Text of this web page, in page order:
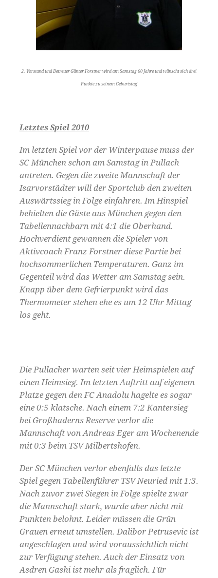
2. Vorstand und Betreuer Günter Forstner wird am Samstag 60 Jahre und wünscht sich drei
Punkte zu seinem Geburtstag
Letztes Spiel 2010
Im letzten Spiel vor der Winterpause muss der
SC München schon am Samstag in Pullach
antreten. Gegen die zweite Mannschaft der
Isarvorstädter will der Sportclub den zweiten
Auswärtssieg in Folge einfahren. Im Hinspiel
behielten die Gäste aus München gegen den
Tabellennachbarn mit 4:1 die Oberhand.
Hochverdient gewannen die Spieler von
Aktivcoach Franz Forstner diese Partie bei
hochsommerlichen Temperaturen. Ganz im
Gegenteil wird das Wetter am Samstag sein.
Knapp über dem Gefrierpunkt wird das
Thermometer stehen ehe es um 12 Uhr Mittag
los geht.
Die Pullacher warten seit vier Heimspielen auf
einen Heimsieg. Im letzten Auftritt auf eigenem
Platze gegen den FC Anadolu hagelte es sogar
eine 0:5 klatsche. Nach einem 7:2 Kantersieg
bei Großhaderns Reserve verlor die
Mannschaft von Andreas Eger am Wochenende
mit 0:3 beim TSV Milbertshofen.
Der SC München verlor ebenfalls das letzte
Spiel gegen Tabellenführer TSV Neuried mit 1:3.
Nach zuvor zwei Siegen in Folge spielte zwar
die Mannschaft stark, wurde aber nicht mit
Punkten belohnt. Leider müssen die Grün
Grauen erneut umstellen. Dalibor Petrusevic ist
angeschlagen und wird voraussichtlich nicht
zur Verfügung stehen. Auch der Einsatz von
Asdren Gashi ist mehr als fraglich. Für